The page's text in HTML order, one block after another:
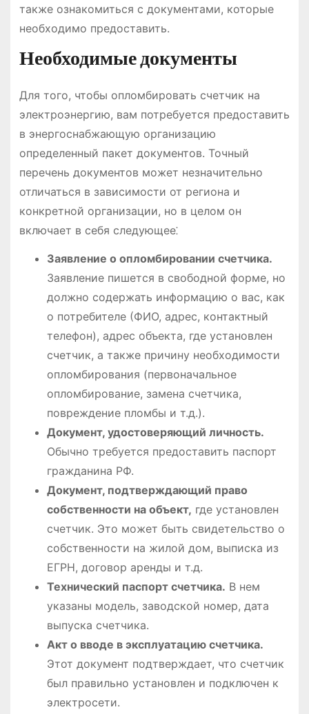
также ознакомиться с документами, которые
необходимо предоставить.
Необходимые документы
Для того, чтобы опломбировать счетчик на
электроэнергию, вам потребуется предоставить
в энергоснабжающую организацию
определенный пакет документов. Точный
перечень документов может незначительно
отличаться в зависимости от региона и
конкретной организации, но в целом он
включает в себя следующее⁚
Заявление о опломбировании счетчика.
Заявление пишется в свободной форме, но
должно содержать информацию о вас, как
о потребителе (ФИО, адрес, контактный
телефон), адрес объекта, где установлен
счетчик, а также причину необходимости
опломбирования (первоначальное
опломбирование, замена счетчика,
повреждение пломбы и т.д.).
Документ, удостоверяющий личность.
Обычно требуется предоставить паспорт
гражданина РФ.
Документ, подтверждающий право
собственности на объект, где установлен
счетчик. Это может быть свидетельство о
собственности на жилой дом, выписка из
ЕГРН, договор аренды и т.д.
Технический паспорт счетчика. В нем
указаны модель, заводской номер, дата
выпуска счетчика.
Акт о вводе в эксплуатацию счетчика.
Этот документ подтверждает, что счетчик
был правильно установлен и подключен к
электросети.